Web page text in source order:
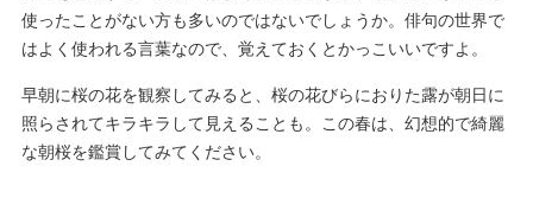
使ったことがない方も多いのではないでしょうか。俳句の世界で
はよく使われる言葉なので、覚えておくとかっこいいですよ。
早朝に桜の花を観察してみると、桜の花びらにおりた露が朝日に
照らされてキラキラして見えることも。この春は、幻想的で綺麗
な朝桜を鑑賞してみてください。